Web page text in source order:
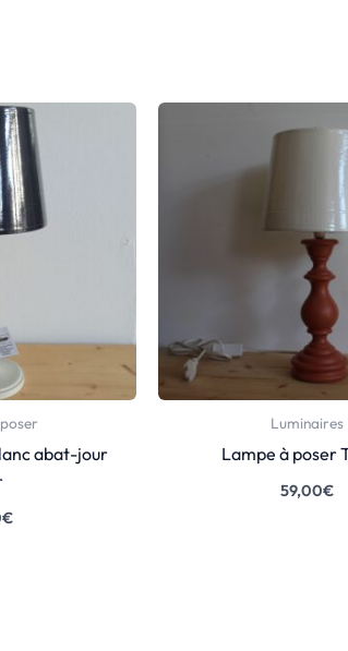
abat-jour
€
Luminaires
Lampe à poser
59,00€